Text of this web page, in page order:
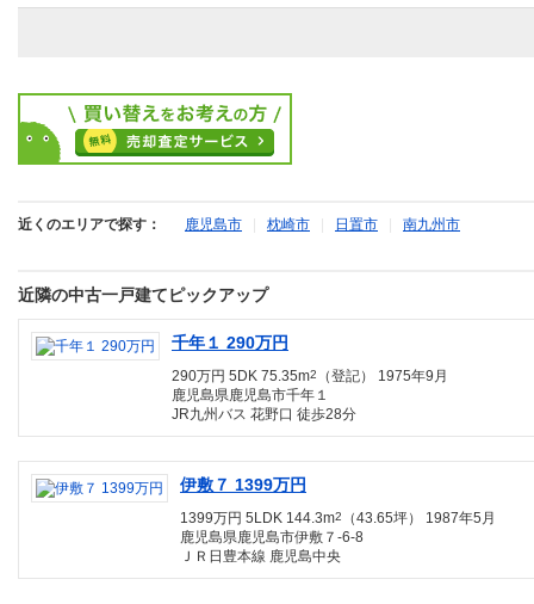
近くのエリアで探す： 鹿児島市 枕崎市 日置市 南九州市
近隣の中古一戸建てピックアップ
千年１ 290万円
290万円 5DK 75.35m2
（登記） 1975年9月
鹿児島県鹿児島市千年１
JR九州バス 花野口 徒歩28分
伊敷７ 1399万円
1399万円 5LDK 144.3m2
（43.65坪） 1987年5月
鹿児島県鹿児島市伊敷７-6-8
ＪＲ日豊本線 鹿児島中央